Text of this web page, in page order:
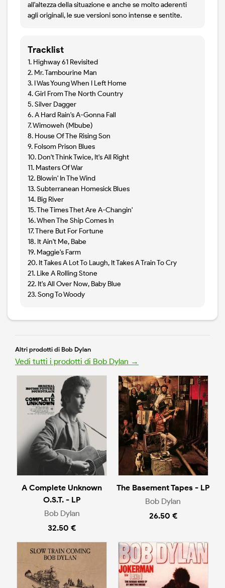
all'altezza della situazione e anche se molto aderenti
agli originali, le sue versioni sono intense e sentite.
Tracklist
1. Highway 61 Revisited
2. Mr. Tambourine Man
3. I Was Young When I Left Home
4. Girl From The North Country
5. Silver Dagger
6. A Hard Rain's A-Gonna Fall
7. Wimoweh (Mbube)
8. House Of The Rising Son
9. Folsom Prison Blues
10. Don't Think Twice, It's All Right
11. Masters Of War
12. Blowin' In The Wind
13. Subterranean Homesick Blues
14. Big River
15. The Times Thet Are A-Changin'
16. When The Ship Comes In
17. There But For Fortune
18. It Ain't Me, Babe
19. Maggie's Farm
20. It Takes A Lot To Laugh, It Takes A Train To Cry
21. Like A Rolling Stone
22. It's All Over Now, Baby Blue
23. Song To Woody
Altri prodotti di Bob Dylan
Vedi tutti i prodotti di Bob Dylan →
A Complete Unknown
O.S.T. - LP
Bob Dylan
32.50 €
The Basement Tapes - LP
Bob Dylan
26.50 €